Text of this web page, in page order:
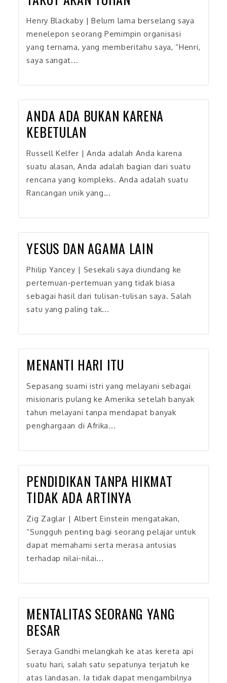
Henry Blackaby | Belum lama berselang saya
menelepon seorang Pemimpin organisasi
yang ternama, yang memberitahu saya, “Henri,
saya sangat...
ANDA ADA BUKAN KARENA
KEBETULAN
Russell Kelfer | Anda adalah Anda karena
suatu alasan, Anda adalah bagian dari suatu
rencana yang kompleks. Anda adalah suatu
Rancangan unik yang...
YESUS DAN AGAMA LAIN
Philip Yancey | Sesekali saya diundang ke
pertemuan-pertemuan yang tidak biasa
sebagai hasil dari tulisan-tulisan saya. Salah
satu yang paling tak...
MENANTI HARI ITU
Sepasang suami istri yang melayani sebagai
misionaris pulang ke Amerika setelah banyak
tahun melayani tanpa mendapat banyak
penghargaan di Afrika...
PENDIDIKAN TANPA HIKMAT
TIDAK ADA ARTINYA
Zig Zaglar | Albert Einstein mengatakan,
“Sungguh penting bagi seorang pelajar untuk
dapat memahami serta merasa antusias
terhadap nilai-nilai...
MENTALITAS SEORANG YANG
BESAR
Seraya Gandhi melangkah ke atas kereta api
suatu hari, salah satu sepatunya terjatuh ke
atas landasan. Ia tidak dapat mengambilnya